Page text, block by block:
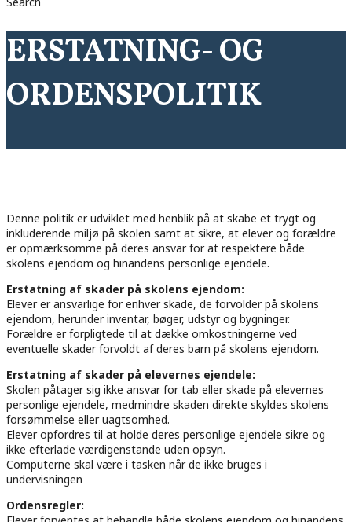
ERSTATNING- OG
ORDENSPOLITIK
Denne politik er udviklet med henblik på at skabe et trygt og
inkluderende miljø på skolen samt at sikre, at elever og forældre
er opmærksomme på deres ansvar for at respektere både
skolens ejendom og hinandens personlige ejendele.
Erstatning af skader på skolens ejendom:
Elever er ansvarlige for enhver skade, de forvolder på skolens
ejendom, herunder inventar, bøger, udstyr og bygninger.
Forældre er forpligtede til at dække omkostningerne ved
eventuelle skader forvoldt af deres barn på skolens ejendom.
Erstatning af skader på elevernes ejendele:
Skolen påtager sig ikke ansvar for tab eller skade på elevernes
personlige ejendele, medmindre skaden direkte skyldes skolens
forsømmelse eller uagtsomhed.
Elever opfordres til at holde deres personlige ejendele sikre og
ikke efterlade værdigenstande uden opsyn.
Computerne skal være i tasken når de ikke bruges i
undervisningen
Ordensregler: